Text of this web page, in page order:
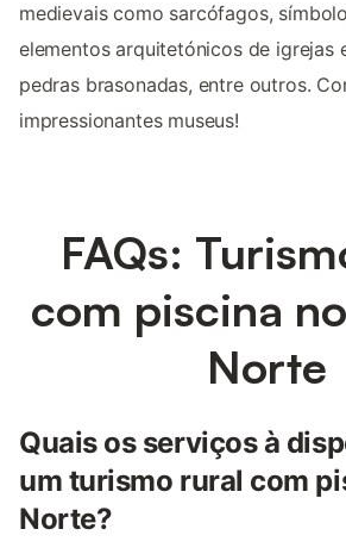
medievais como sarcófagos,
elementos arquitetónicos de igrejas
pedras brasonadas, entre outros.
impressionantes museus!
FAQs:
com piscina
Norte
Quais os serviços à
um turismo rural com
Norte?